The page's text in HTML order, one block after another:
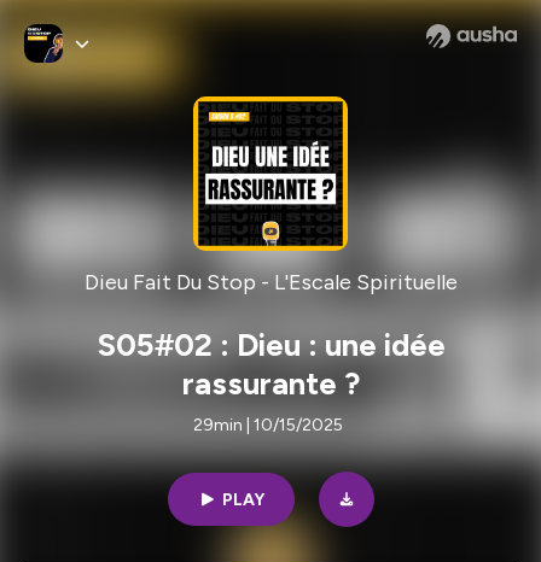
Dieu Fait Du Stop - L'Escale Spirituelle
S05#02 : Dieu : une idée
rassurante ?
29min | 10/15/2025
PLAY